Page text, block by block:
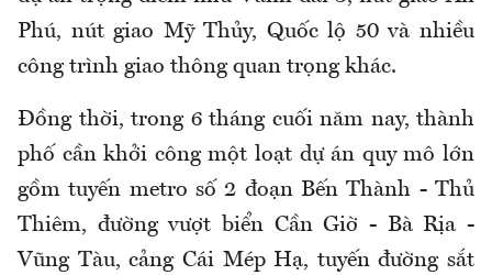
Phú, nút giao Mỹ Thủy, Quốc lộ 50 và nhiều
công trình giao thông quan trọng khác.
Đồng thời, trong 6 tháng cuối năm nay, thành
phố cần khởi công một loạt dự án quy mô lớn
gồm tuyến metro số 2 đoạn Bến Thành - Thủ
Thiêm, đường vượt biển Cần Giờ - Bà Rịa -
Vũng Tàu, cảng Cái Mép Hạ, tuyến đường sắt